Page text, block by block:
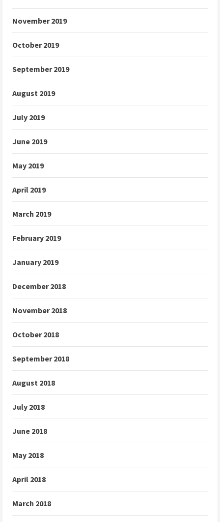
November 2019
October 2019
September 2019
August 2019
July 2019
June 2019
May 2019
April 2019
March 2019
February 2019
January 2019
December 2018
November 2018
October 2018
September 2018
August 2018
July 2018
June 2018
May 2018
April 2018
March 2018